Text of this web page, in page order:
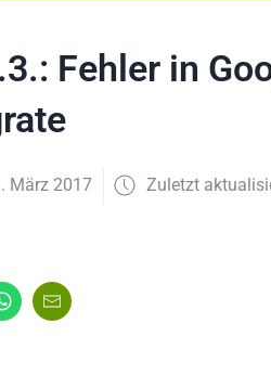
Fehler in
März 2017 Zuletzt